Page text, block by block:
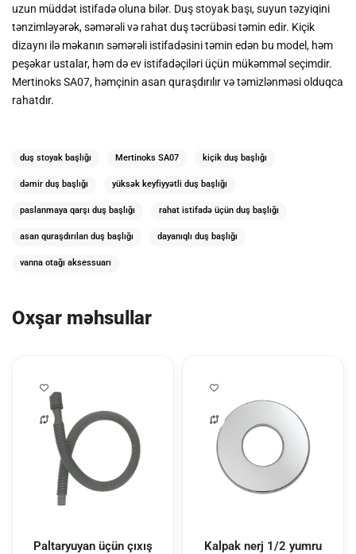
uzun müddət istifadə oluna bilər. Duş stoyak başı, suyun təzyiqini
tənzimləyərək, səmərəli və rahat duş təcrübəsi təmin edir. Kiçik
dizaynı ilə məkanın səmərəli istifadəsini təmin edən bu model, həm
peşəkar ustalar, həm də ev istifadəçiləri üçün mükəmməl seçimdir.
Mertinoks SA07, həmçinin asan quraşdırılır və təmizlənməsi olduqca
rahatdır.
duş stoyak başlığı Mertinoks SA07 kiçik duş başlığı
dəmir duş başlığı yüksək keyfiyyətli duş başlığı
paslanmaya qarşı duş başlığı rahat istifadə üçün duş başlığı
asan quraşdırılan duş başlığı dayanıqlı duş başlığı
vanna otağı aksessuarı
Oxşar məhsullar
Paltaryuyan üçün çıxış
Kalpak nerj 1/2 yumru